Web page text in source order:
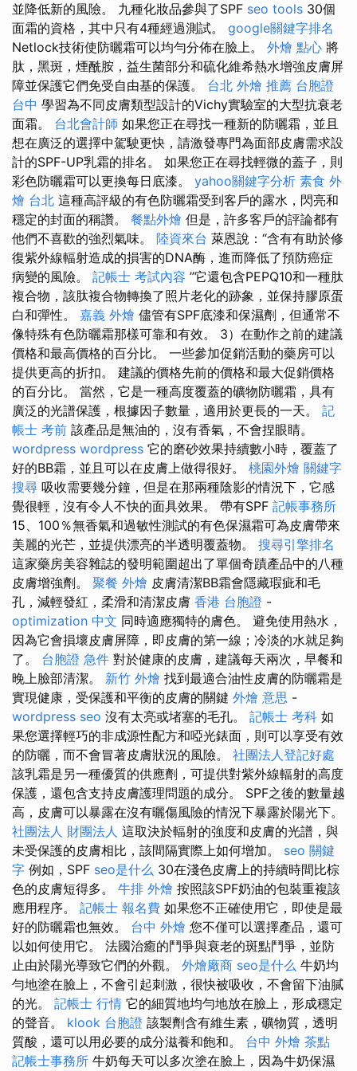
並降低新的風險。 九種化妝品參與了SPF seo tools 30個
面霜的資格，其中只有4種經過測試。 google關鍵字排名
Netlock技術使防曬霜可以均勻分佈在臉上。 外燴 點心 將
肽，黑斑，煙酰胺，益生菌部分和硫化維希熱水增強皮膚屏
障並保護它們免受自由基的保護。 台北 外燴 推薦 台胞證
台中 學習為不同皮膚類型設計的Vichy實驗室的大型抗衰老
面霜。 台北會計師 如果您正在尋找一種新的防曬霜，並且
想在廣泛的選擇中駕駛更快，請激發專門為面部皮膚需求設
計的SPF-UP乳霜的排名。 如果您正在尋找輕微的蓋子，則
彩色防曬霜可以更換每日底漆。 yahoo關鍵字分析 素食 外
燴 台北 這種高評級的有色防曬霜受到客戶的露水，閃亮和
穩定的封面的稱讚。 餐點外燴 但是，許多客戶的評論都有
他們不喜歡的強烈氣味。 陸資來台 萊恩說：“含有有助於修
復紫外線輻射造成的損害的DNA酶，進而降低了預防癌症
病變的風險。 記帳士 考試內容 ”它還包含PEPQ10和一種肽
複合物，該肽複合物轉換了照片老化的跡象，並保持膠原蛋
白和彈性。 嘉義 外燴 儘管有SPF底漆和保濕劑，但通常不
像特殊有色防曬霜那樣可靠和有效。 3）在動作之前的建議
價格和最高價格的百分比。 一些參加促銷活動的藥房可以
提供更高的折扣。 建議的價格先前的價格和最大促銷價格
的百分比。 當然，它是一種高度覆蓋的礦物防曬霜，具有
廣泛的光譜保護，根據因子數量，適用於更長的一天。 記
帳士 考前 該產品是無油的，沒有香氣，不會捏眼睛。
wordpress wordpress 它的磨砂效果持續數小時，覆蓋了
好的BB霜，並且可以在皮膚上做得很好。 桃園外燴 關鍵字
搜尋 吸收需要幾分鐘，但是在那兩種陰影的情況下，它感
覺很輕，沒有令人不快的面具效果。 帶有SPF 記帳事務所
15、100％無香氣和過敏性測試的有色保濕霜可為皮膚帶來
美麗的光芒，並提供漂亮的半透明覆蓋物。 搜尋引擎排名
這家藥房美容雜誌的發明範圍超出了單個奇蹟產品中的八種
皮膚增強劑。 聚餐 外燴 皮膚清潔BB霜會隱藏瑕疵和毛
孔，減輕發紅，柔滑和清潔皮膚 香港 台胞證 -
optimization 中文 同時適應獨特的膚色。 避免使用熱水，
因為它會損壞皮膚屏障，即皮膚的第一線；冷淡的水就足夠
了。 台胞證 急件 對於健康的皮膚，建議每天兩次，早餐和
晚上臉部清潔。 新竹 外燴 找到最適合油性皮膚的防曬霜是
實現健康，受保護和平衡的皮膚的關鍵 外燴 意思 -
wordpress seo 沒有太亮或堵塞的毛孔。 記帳士 考科 如
果您選擇輕巧的非成源性配方和啞光錶面，則可以享受有效
的防曬，而不會冒著皮膚狀況的風險。 社團法人登記好處
該乳霜是另一種優質的供應劑，可提供對紫外線輻射的高度
保護，還包含支持皮膚護理問題的成分。 SPF之後的數量越
高，皮膚可以暴露在沒有曬傷風險的情況下暴露於陽光下。
社團法人 財團法人 這取決於輻射的強度和皮膚的光譜，與
未受保護的皮膚相比，該間隔實際上如何增加。 seo 關鍵
字 例如，SPF seo是什么 30在淺色皮膚上的持續時間比棕
色的皮膚短得多。 牛排 外燴 按照該SPF奶油的包裝重複該
應用程序。 記帳士 報名費 如果您不正確使用它，即使是最
好的防曬霜也無效。 台中 外燴 您不僅可以選擇產品，還可
以如何使用它。 法國治癒的鬥爭與衰老的斑點鬥爭，並防
止由於陽光導致它們的外觀。 外燴廠商 seo是什么 牛奶均
勻地塗在臉上，不會引起刺激，很快被吸收，不會留下油膩
的光。 記帳士 行情 它的細質地均勻地放在臉上，形成穩定
的聲音。 klook 台胞證 該製劑含有維生素，礦物質，透明
質酸，還可以用必要的成分滋養和飽和。 台中 外燴 茶點
記帳士事務所 牛奶每天可以多次塗在臉上，因為牛奶保濕